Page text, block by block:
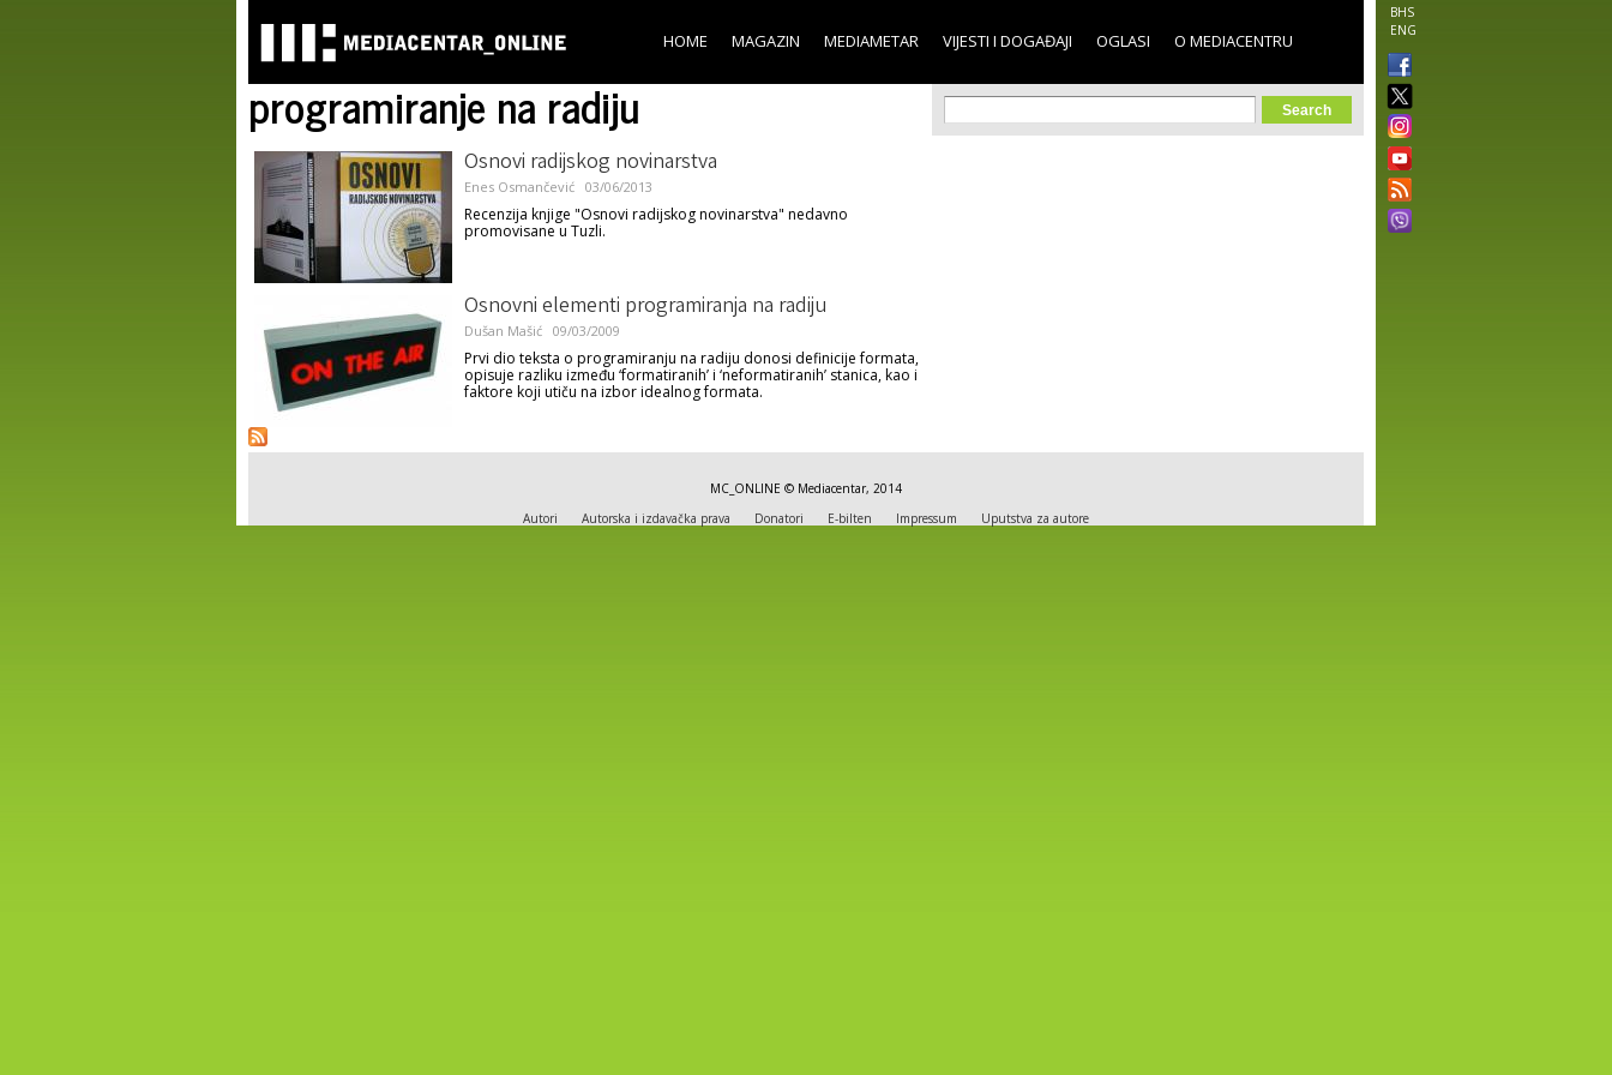
main
content
BHS
ENG
HOME MAGAZIN MEDIAMETAR VIJESTI I DOGAĐAJI OGLASI O MEDIACENTRU
programiranje na radiju
Osnovi radijskog novinarstva
Enes Osmančević 03/06/2013
Recenzija knjige "Osnovi radijskog novinarstva" nedavno
promovisane u Tuzli.
Osnovni elementi programiranja na radiju
Dušan Mašić 09/03/2009
Prvi dio teksta o programiranju na radiju donosi definicije formata,
opisuje razliku između ‘formatiranih’ i ‘neformatiranih’ stanica, kao i
faktore koji utiču na izbor idealnog formata.
Search form
Search
MC_ONLINE © Mediacentar, 2014
Autori
Autorska i izdavačka prava Donatori E-bilten Impressum Uputstva za autore